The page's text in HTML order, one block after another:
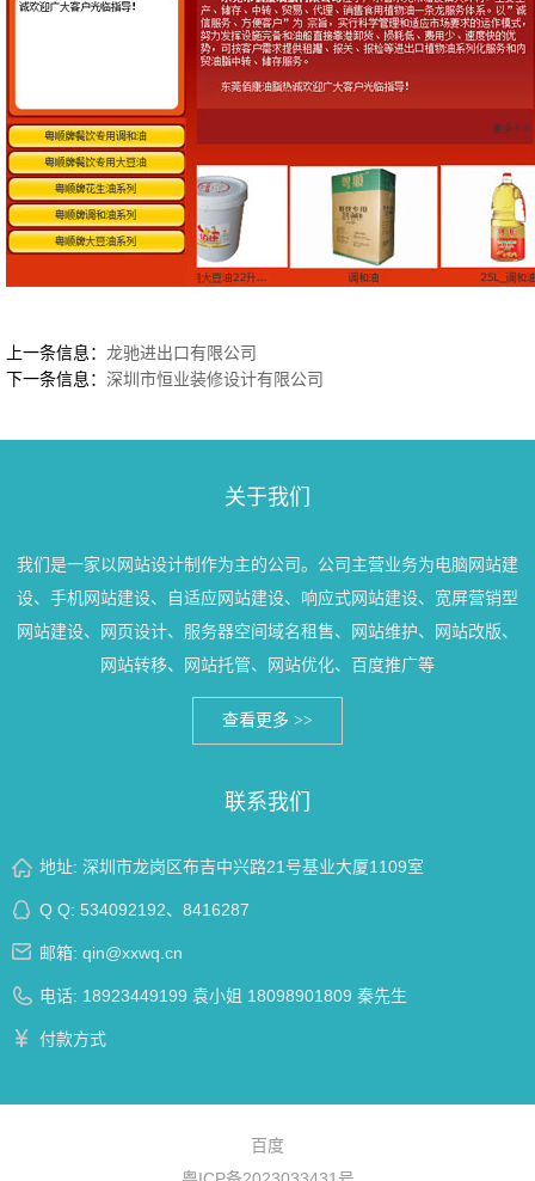
上一条信息： 龙驰进出口有限公司
下一条信息： 深圳市恒业装修设计有限公司
关于我们
我们是一家以网站设计制作为主的公司。公司主营业务为电脑网站建
设、手机网站建设、自适应网站建设、响应式网站建设、宽屏营销型
网站建设、网页设计、服务器空间域名租售、网站维护、网站改版、
网站转移、网站托管、网站优化、百度推广等
查看更多 >>
联系我们
地址: 深圳市龙岗区布吉中兴路21号基业大厦1109室
Q Q: 534092192、 8416287
邮箱: qin@xxwq.cn
电话: 18923449199 袁小姐 18098901809 秦先生
付款方式
百度